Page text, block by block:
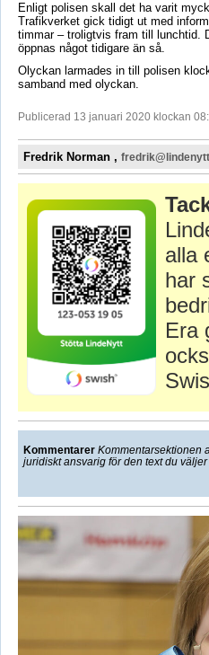
Enligt polisen skall det ha varit
Trafikverket gick tidigt ut med
timmar – troligtvis fram till lunchtid.
öppnas något tidigare än så.
Olyckan larmades in till polisen
samband med olyckan.
Publicerad 13 januari 2020 klockan
Fredrik Norman ,
alla
har
Era
Kommentarer Kommentarsektionen
juridiskt ansvarig för den text du